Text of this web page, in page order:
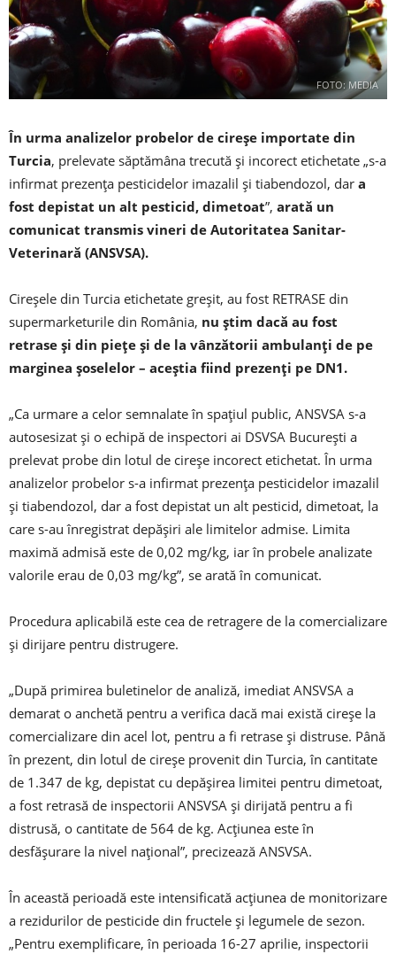
FOTO: MEDIA
În urma analizelor probelor de cireşe importate din
Turcia, prelevate săptămâna trecută şi incorect etichetate „s-a
infirmat prezenţa pesticidelor imazalil şi tiabendozol, dar a
fost depistat un alt pesticid, dimetoat”, arată un
comunicat transmis vineri de Autoritatea Sanitar-
Veterinară (ANSVSA).
Cireşele din Turcia etichetate greşit, au fost RETRASE din
supermarketurile din România, nu știm dacă au fost
retrase și din piețe și de la vânzătorii ambulanți de pe
marginea șoselelor – aceștia fiind prezenți pe DN1.
„Ca urmare a celor semnalate în spaţiul public, ANSVSA s-a
autosesizat şi o echipă de inspectori ai DSVSA Bucureşti a
prelevat probe din lotul de cireşe incorect etichetat. În urma
analizelor probelor s-a infirmat prezenţa pesticidelor imazalil
şi tiabendozol, dar a fost depistat un alt pesticid, dimetoat, la
care s-au înregistrat depăşiri ale limitelor admise. Limita
maximă admisă este de 0,02 mg/kg, iar în probele analizate
valorile erau de 0,03 mg/kg”, se arată în comunicat.
Procedura aplicabilă este cea de retragere de la comercializare
şi dirijare pentru distrugere.
„După primirea buletinelor de analiză, imediat ANSVSA a
demarat o anchetă pentru a verifica dacă mai există cireşe la
comercializare din acel lot, pentru a fi retrase şi distruse. Până
în prezent, din lotul de cireşe provenit din Turcia, în cantitate
de 1.347 de kg, depistat cu depăşirea limitei pentru dimetoat,
a fost retrasă de inspectorii ANSVSA şi dirijată pentru a fi
distrusă, o cantitate de 564 de kg. Acţiunea este în
desfăşurare la nivel naţional”, precizează ANSVSA.
În această perioadă este intensificată acţiunea de monitorizare
a rezidurilor de pesticide din fructele şi legumele de sezon.
„Pentru exemplificare, în perioada 16-27 aprilie, inspectorii